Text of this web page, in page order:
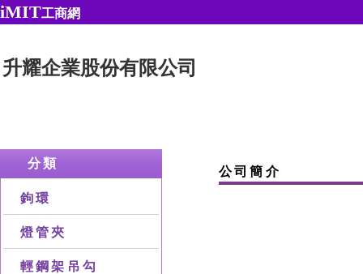
iMIT工商網
升耀企業股份有限公司
分類
鉤環
燈管夾
輕鋼架吊勾
公司簡介